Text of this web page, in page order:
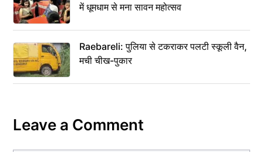
में धूमधाम से मना सावन महोत्सव
Raebareli: पुलिया से टकराकर पलटी स्कूली वैन,
मची चीख-पुकार
Leave a Comment